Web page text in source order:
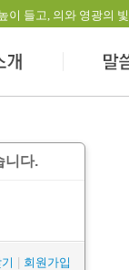
이 들고, 의와 영광의
니다.
회원가입